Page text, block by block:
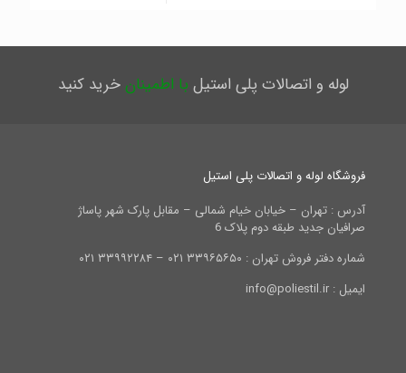
لوله و اتصالات پلی استیل با اطمینانخرید کنید
فروشگاه لوله و اتصالات پلی استیل
آدرس : تهران – خیابان خیام شمالی – مقابل پارک شهر پاساژ
صرافیان جدید طبقه دوم پلاک 6
شماره دفتر فروش تهران : ۳۳۹۶۵۶۵۰ ۰۲۱ – ۳۳۹۹۲۲۸۴ ۰۲۱
ایمیل : info@poliestil.ir